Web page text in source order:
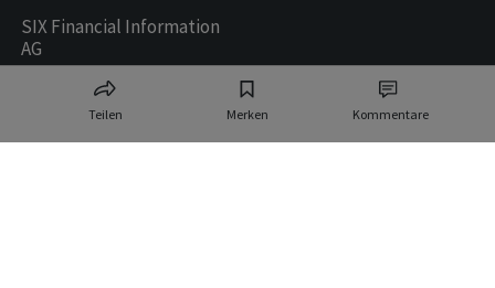
Teilen Merken Kommentare
SIX Financial Information
AG